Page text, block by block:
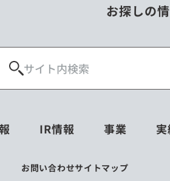
お探しの
IR情報 事業
お問い合わせサイトマップ